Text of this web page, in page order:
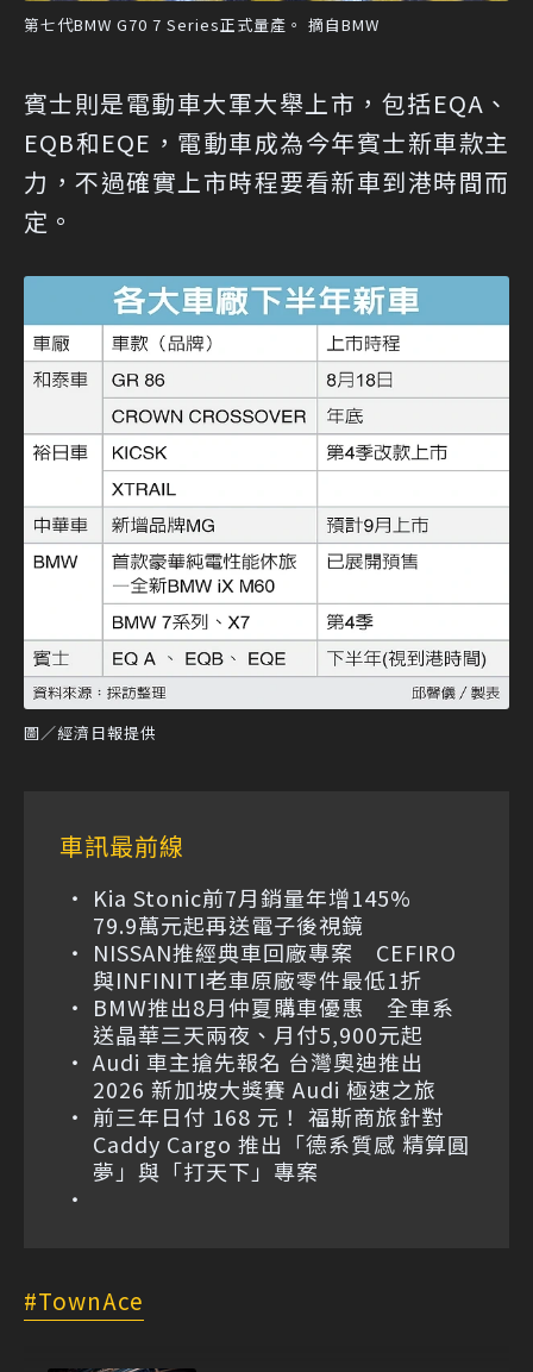
第七代BMW G70 7 Series正式量產。 摘自BMW
賓士則是電動車大軍大舉上市，包括EQA、
EQB和EQE，電動車成為今年賓士新車款主
力，不過確實上市時程要看新車到港時間而
定。
圖／經濟日報提供
車訊最前線
Kia Stonic前7月銷量年增145%
79.9萬元起再送電子後視鏡
NISSAN推經典車回廠專案 CEFIRO
與INFINITI老車原廠零件最低1折
BMW推出8月仲夏購車優惠 全車系
送晶華三天兩夜、月付5,900元起
Audi 車主搶先報名 台灣奧迪推出
2026 新加坡大獎賽 Audi 極速之旅
前三年日付 168 元！ 福斯商旅針對
Caddy Cargo 推出「德系質感 精算圓
夢」與「打天下」專案
TownAce